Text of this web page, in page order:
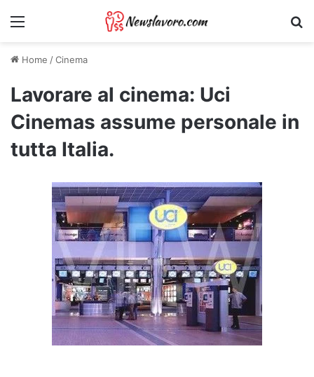
Menu
Home /Cinema
Lavorare al cinema: Uci
Cinemas assume personale in
tutta Italia.